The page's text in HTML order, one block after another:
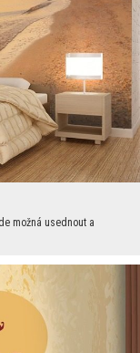
možná usednout a